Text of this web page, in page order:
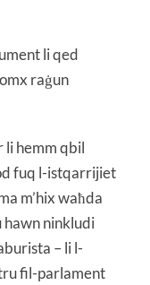
li qed
raġun
li hemm qbil
fuq l-istqarrijiet
m’hix waħda
hawn ninkludi
– li l-
fil-parlament